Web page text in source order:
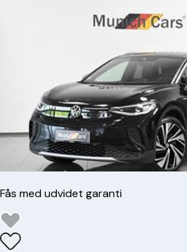
Fås med udvidet garanti